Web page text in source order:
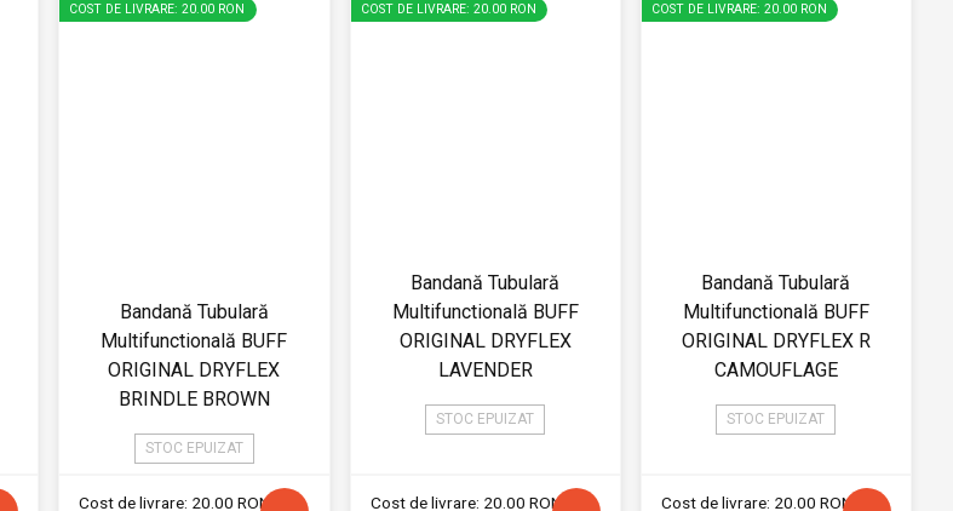
COST DE LIVRARE: 20.00 RON
Bandană Tubulară
Multifunctională BUFF
ORIGINAL DRYFLEX
BRINDLE BROWN
STOC EPUIZAT
Cost de livrare: 20.00 RON
COST DE LIVRARE: 20.00 RON
Bandană Tubulară
Multifunctională BUFF
ORIGINAL DRYFLEX
LAVENDER
STOC EPUIZAT
Cost de livrare: 20.00 RON
COST DE LIVRARE: 20.00 RON
Bandană Tubulară
Multifunctională BUFF
ORIGINAL DRYFLEX R
CAMOUFLAGE
STOC EPUIZAT
Cost de livrare: 20.00 RON